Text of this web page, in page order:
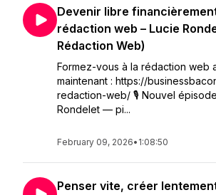
Devenir libre
rédaction web – Lucie
Rédaction Web)
Formez-vous à la rédaction web
maintenant : https://
redaction-web/ 🎙️ Nouvel
Rondelet — pi...
February 09, 2026• 1:08:50
Penser vite, créer